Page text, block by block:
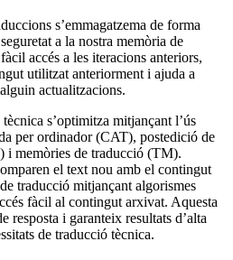
s’emmagatzema de forma
a la nostra memòria de
accés a les iteracions anteriors,
utilitzat anteriorment i ajuda a
actualitzacions.
s’optimitza mitjançant l’ús
per ordinador (CAT), postedició de
i memòries de traducció (TM).
el text nou amb el contingut
traducció mitjançant algorismes
fàcil al contingut arxivat. Aquesta
resposta i garanteix resultats d’alta
de traducció tècnica.